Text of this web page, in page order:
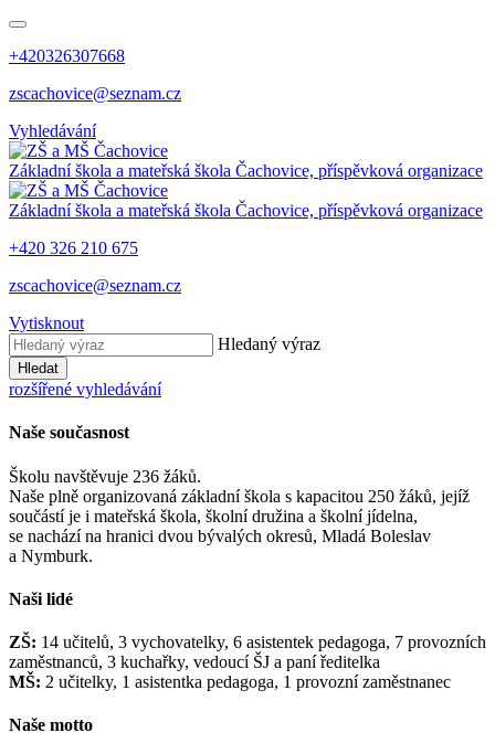
+420326307668
zscachovice@seznam.cz
Vyhledávání
Základní škola a mateřská škola Čachovice, příspěvková organizace
Základní škola a mateřská škola Čachovice, příspěvková organizace
+420 326 210 675
zscachovice@seznam.cz
Vytisknout
Hledaný výraz
Hledat
rozšířené vyhledávání
Naše současnost
Školu navštěvuje 236 žáků.
Naše plně organizovaná základní škola s kapacitou 250 žáků, jejíž
součástí je i mateřská škola, školní družina a školní jídelna,
se nachází na hranici dvou bývalých okresů, Mladá Boleslav
a Nymburk.
Naši lidé
ZŠ: 14 učitelů, 3 vychovatelky, 6 asistentek pedagoga, 7 provozních
zaměstnanců, 3 kuchařky, vedoucí ŠJ a paní ředitelka
MŠ: 2 učitelky, 1 asistentka pedagoga, 1 provozní zaměstnanec
Naše motto